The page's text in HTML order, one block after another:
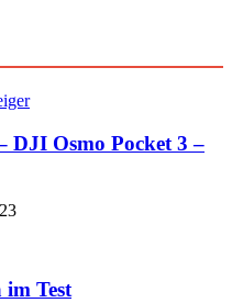
DJI Osmo Pocket 3 –
Test